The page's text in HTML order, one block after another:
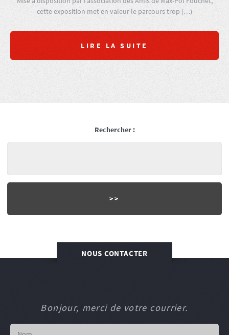
cette exposition met en valeur le parcours trop (…)
LIRE LA SUITE
Rechercher :
NOUS CONTACTER
Bonjour, merci de votre courrier.